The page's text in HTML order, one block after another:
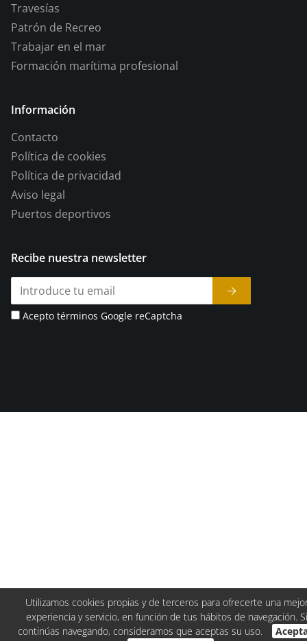
Travesías
Patrón de Recreo
Trabajar en el mar
Formación marítima profesional
Información
Contacto
Política de cookies
Política de privacidad
Aviso legal
Puertos deportivos
Recibe nuestra newsletter
Acepto términos Google reCaptcha
Utilizamos cookies propias y de terceros para ofrecerte una
experiencia y servicio, en función de tus hábitos de navegación. Si
continúas navegando, consideramos que aceptas su uso.